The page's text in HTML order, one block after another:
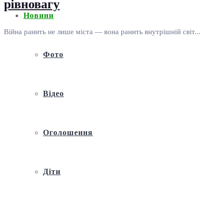
Новини
Фото
Відео
Оголошення
Діти
рівновагу
Війна ранить не лише міста — вона ранить внутрішній світ...